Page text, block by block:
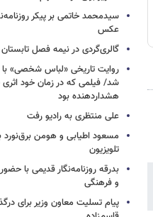
سیدمحمد خاتمی بر پیکر
عکس
گالری‌گردی در نیمه فصل تابستان
روایت تاریخی «لباس شخصی»
شد/ فیلمی که در زمان خود
هشداردهنده بود
علی منتظری به رادیو رفت
مسعود اطیابی و هومن برق‌نورد
تلویزیون
بدرقه روزنامه‌نگار قدیمی با
و فرهنگی
پیام تسلیت معاون وزیر برای